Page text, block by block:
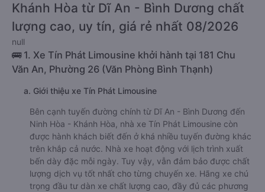
Khánh Hòa từ Dĩ An - Bình Dương chất
lượng cao, uy tín, giá rẻ nhất 08/2026
null
🚌 1. Xe Tín Phát Limousine khởi hành tại 181 Chu
Văn An, Phường 26 (Văn Phòng Bình Thạnh)
a. Giới thiệu xe Tín Phát Limousine
Bên cạnh tuyến đường chính từ Dĩ An - Bình Dương đến
Ninh Hòa - Khánh Hòa, nhà xe Tín Phát Limousine còn
được hành khách biết đến ở khá nhiều tuyến đường khác
trên khắp cả nước. Nhà xe hoạt động với lịch trình xuất
bến dày đặc mỗi ngày. Tuy vậy, vẫn đảm bảo được chất
lượng dịch vụ tốt nhất cho từng chuyến xe. Hãng xe chú
trọng đầu tư dàn xe chất lượng cao, đầy đủ các phương